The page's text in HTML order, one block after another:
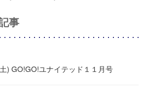
事
) GO!GO!ユナイテッド１１月号